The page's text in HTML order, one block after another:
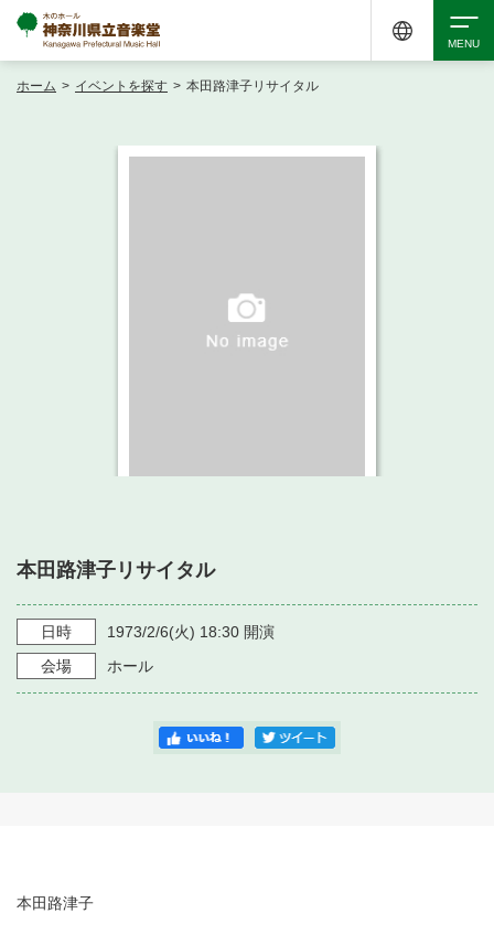
・ 空き状況
・ 抽選対象日
・ 利用料金
・ 音楽堂のご案内
・ フロアマップ
神奈川県立音楽堂
SNS
ホーム > イベントを探す > 本田路津子リサイタル
本田路津子リサイタル
日時 1973/2/6(火) 18:30 開演
会場
ホール
本田路津子